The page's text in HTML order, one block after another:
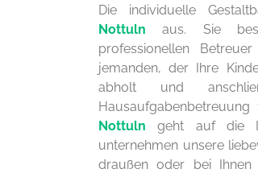
Die individuelle
Nottuln aus. Sie
professionellen
jemanden, der Ihre
abholt und
Nottuln geht auf die
unternehmen unsere
draußen oder bei Ihnen